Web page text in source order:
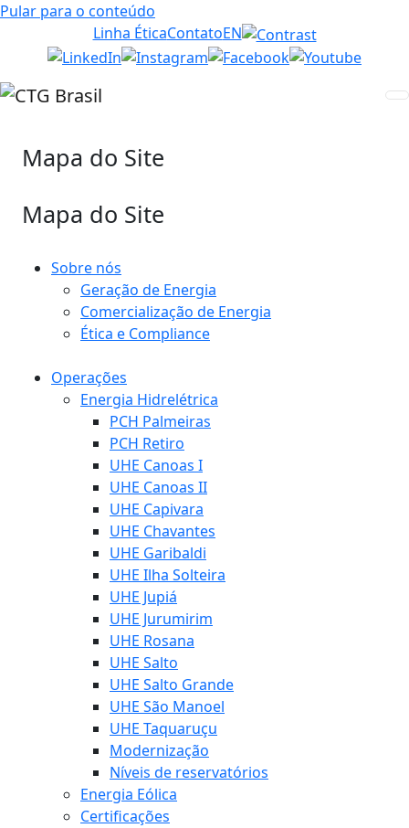
Pular para o conteúdo
Linha ÉticaContatoEN
Mapa do Site
Mapa do Site
Sobre nós
Geração de Energia
Comercialização de Energia
Ética e Compliance
Operações
Energia Hidrelétrica
PCH Palmeiras
PCH Retiro
UHE Canoas I
UHE Canoas II
UHE Capivara
UHE Chavantes
UHE Garibaldi
UHE Ilha Solteira
UHE Jupiá
UHE Jurumirim
UHE Rosana
UHE Salto
UHE Salto Grande
UHE São Manoel
UHE Taquaruçu
Modernização
Níveis de reservatórios
Energia Eólica
Certificações